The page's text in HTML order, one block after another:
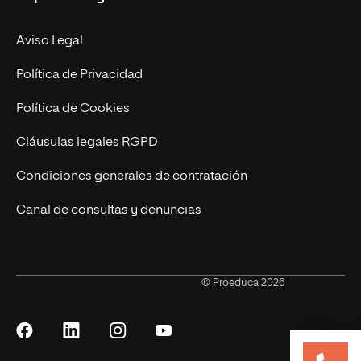
Marketing y Publicidad Online
Revista UNIR FP
Grados superiores
Becas para Formación Profesional
Aviso Legal
Política de Privacidad
Política de Cookies
Cláusulas legales RGPD
Condiciones generales de contratación
Canal de consultas y denuncias
Síguenos
SíguenosSíguenosSíguenos
© Proeduca 2026